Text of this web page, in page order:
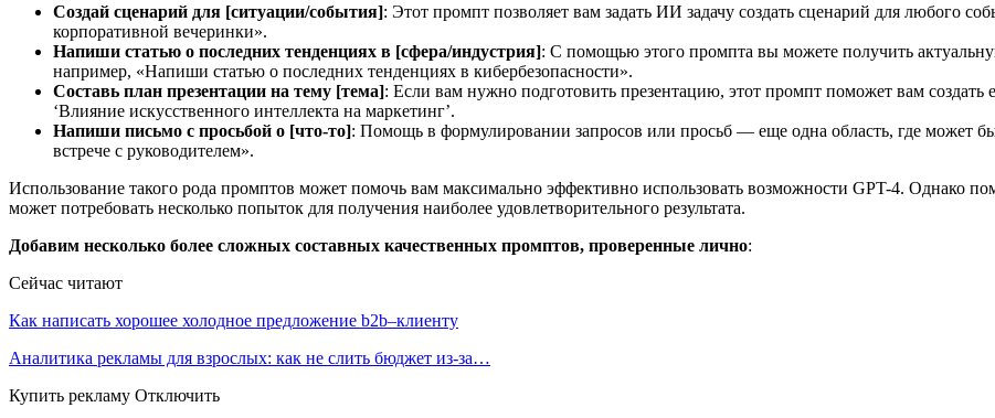
Создай сценарий для [ситуации/события]: Этот промпт позволяет вам задать ИИ задачу создать сценарий для любого
корпоративной вечеринки».
Напиши статью о последних тенденциях в [сфера/индустрия]: С помощью этого промпта вы можете получить
например, «Напиши статью о последних тенденциях в кибербезопасности».
Составь план презентации на тему [тема]: Если вам нужно подготовить презентацию, этот промпт поможет вам создать
‘Влияние искусственного интеллекта на маркетинг’.
Напиши письмо с просьбой о [что-то]: Помощь в формулировании запросов или просьб — еще одна область, где может
встрече с руководителем».
Использование такого рода промптов может помочь вам максимально эффективно использовать возможности GPT-4. Однако
может потребовать несколько попыток для получения наиболее удовлетворительного результата.
Добавим несколько более сложных составных качественных промптов, проверенные лично:
Сейчас читают
Как написать хорошее холодное предложение b2b–клиенту
Аналитика рекламы для взрослых: как не слить бюджет из-за…
Купить рекламу Отключить